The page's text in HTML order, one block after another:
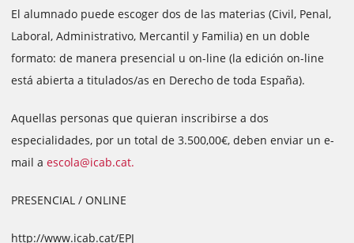
El alumnado puede escoger dos de las materias (Civil, Penal,
Laboral, Administrativo, Mercantil y Familia) en un doble
formato: de manera presencial u on-line (la edición on-line
está abierta a titulados/as en Derecho de toda España).
Aquellas personas que quieran inscribirse a dos
especialidades, por un total de 3.500,00€, deben enviar un e-
mail a escola@icab.cat.
PRESENCIAL / ONLINE
http://www.icab.cat/EPJ